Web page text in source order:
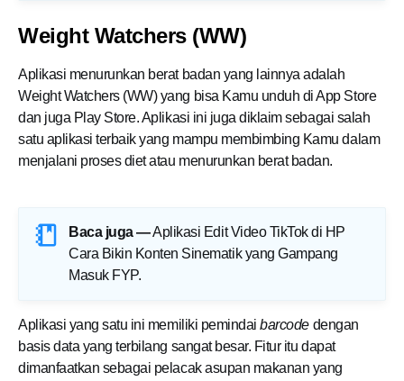
Weight Watchers (WW)
Aplikasi menurunkan berat badan yang lainnya adalah
Weight Watchers (WW) yang bisa Kamu unduh di App Store
dan juga Play Store. Aplikasi ini juga diklaim sebagai salah
satu aplikasi terbaik yang mampu membimbing Kamu dalam
menjalani proses diet atau menurunkan berat badan.
Baca juga —Aplikasi Edit Video TikTok di HP
Cara Bikin Konten Sinematik yang Gampang
Masuk FYP.
Aplikasi yang satu ini memiliki pemindaibarcode dengan
basis data yang terbilang sangat besar. Fitur itu dapat
dimanfaatkan sebagai pelacak asupan makanan yang